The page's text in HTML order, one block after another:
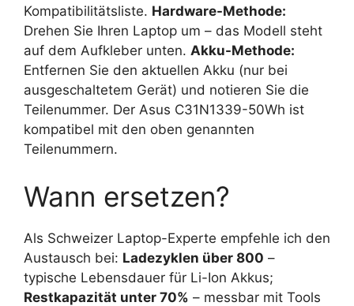
Kompatibilitätsliste. Hardware-Methode:
Drehen Sie Ihren Laptop um – das Modell steht
auf dem Aufkleber unten. Akku-Methode:
Entfernen Sie den aktuellen Akku (nur bei
ausgeschaltetem Gerät) und notieren Sie die
Teilenummer. Der Asus C31N1339-50Wh ist
kompatibel mit den oben genannten
Teilenummern.
Wann ersetzen?
Als Schweizer Laptop-Experte empfehle ich den
Austausch bei: Ladezyklen über 800 –
typische Lebensdauer für Li-Ion Akkus;
Restkapazität unter 70% – messbar mit Tools